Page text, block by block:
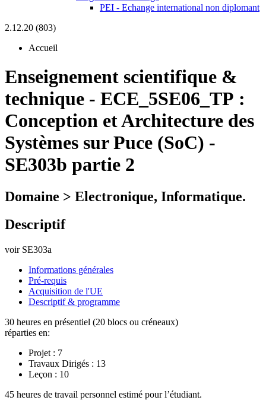
PEI - Echange international non diplomant
2.12.20 (803)
Accueil
Enseignement scientifique &
technique - ECE_5SE06_TP :
Conception et Architecture des
Systèmes sur Puce (SoC) -
SE303b partie 2
Domaine > Electronique, Informatique.
Descriptif
voir SE303a
Informations générales
Pré-requis
Acquisition de l'UE
Descriptif & programme
30 heures en présentiel (20 blocs ou créneaux)
réparties en:
Projet : 7
Travaux Dirigés : 13
Leçon : 10
45 heures de travail personnel estimé pour l’étudiant.